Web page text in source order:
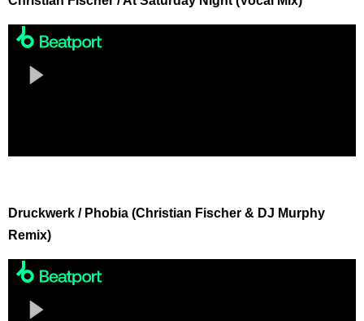
Druckwerk / Phobia (Christian Fischer & DJ Murphy
Remix)